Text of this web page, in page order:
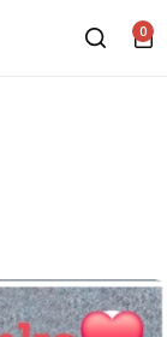
0